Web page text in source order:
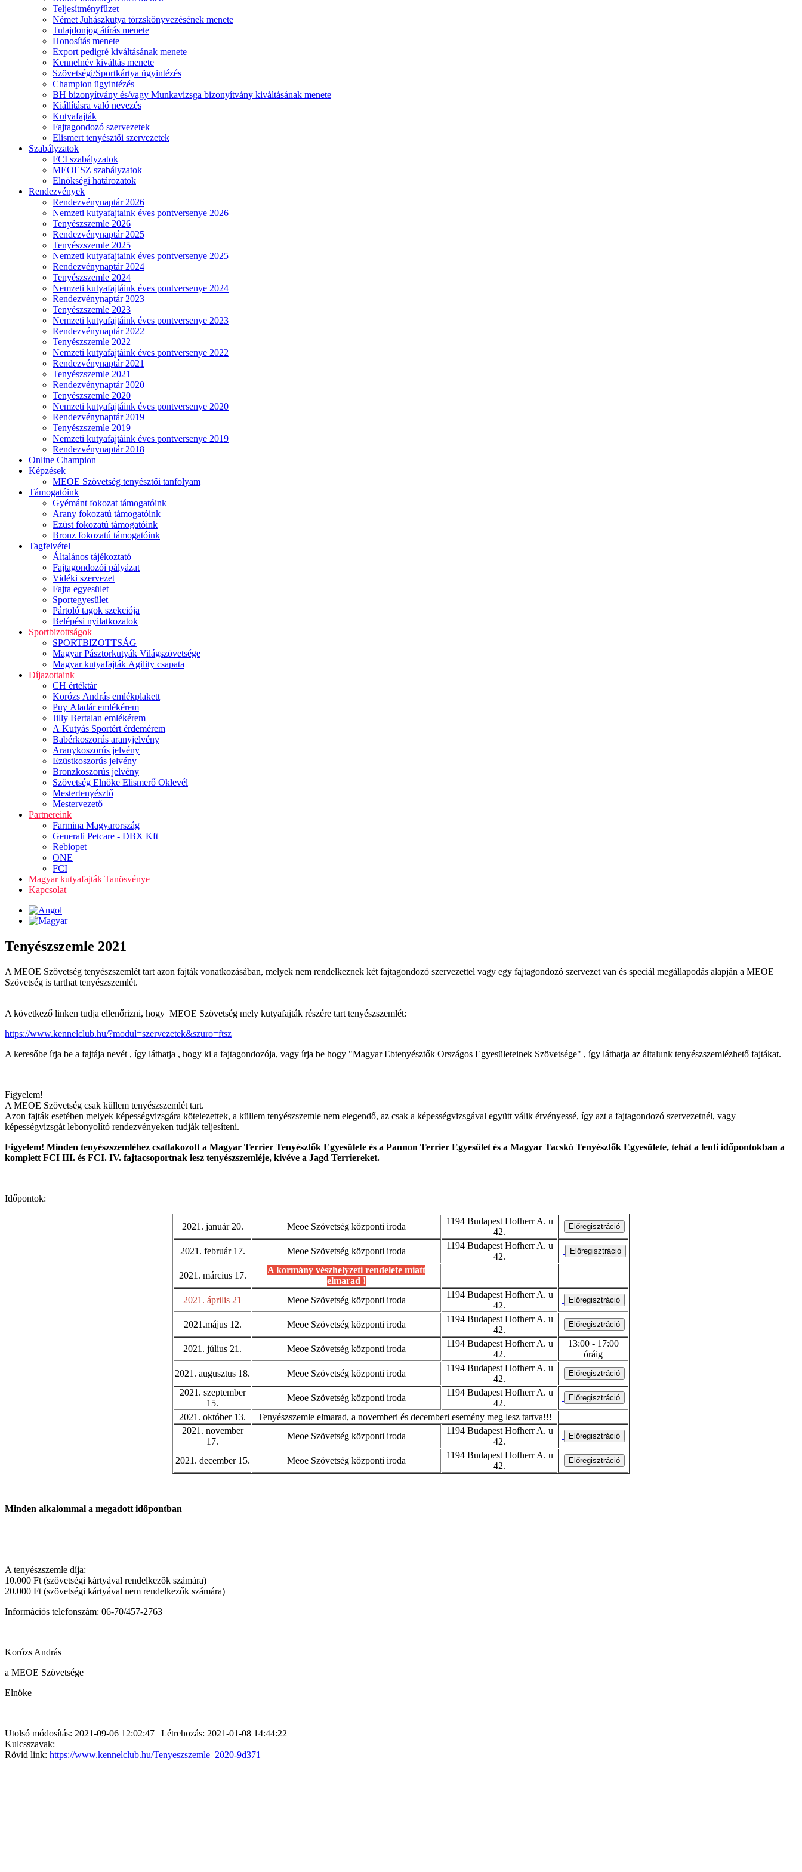
Teljesítményfűzet
Német Juhászkutya törzskönyvezésének menete
Tulajdonjog átírás menete
Honosítás menete
Export pedigré kiváltásának menete
Kennelnév kiváltás menete
Szövetségi/Sportkártya ügyintézés
Champion ügyintézés
BH bizonyítvány és/vagy Munkavizsga bizonyítvány kiváltásának menete
Kiállításra való nevezés
Kutyafajták
Fajtagondozó szervezetek
Elismert tenyésztői szervezetek
Szabályzatok
FCI szabályzatok
MEOESZ szabályzatok
Elnökségi határozatok
Rendezvények
Rendezvénynaptár 2026
Nemzeti kutyafajtaink éves pontversenye 2026
Tenyészszemle 2026
Rendezvénynaptár 2025
Tenyészszemle 2025
Nemzeti kutyafajtaink éves pontversenye 2025
Rendezvénynaptár 2024
Tenyészszemle 2024
Nemzeti kutyafajtáink éves pontversenye 2024
Rendezvénynaptár 2023
Tenyészszemle 2023
Nemzeti kutyafajtáink éves pontversenye 2023
Rendezvénynaptár 2022
Tenyészszemle 2022
Nemzeti kutyafajtáink éves pontversenye 2022
Rendezvénynaptár 2021
Tenyészszemle 2021
Rendezvénynaptár 2020
Tenyészszemle 2020
Nemzeti kutyafajtáink éves pontversenye 2020
Rendezvénynaptár 2019
Tenyészszemle 2019
Nemzeti kutyafajtáink éves pontversenye 2019
Rendezvénynaptár 2018
Online Champion
Képzések
MEOE Szövetség tenyésztői tanfolyam
Támogatóink
Gyémánt fokozat támogatóink
Arany fokozatú támogatóink
Ezüst fokozatú támogatóink
Bronz fokozatú támogatóink
Tagfelvétel
Általános tájékoztató
Fajtagondozói pályázat
Vidéki szervezet
Fajta egyesület
Sportegyesület
Pártoló tagok szekciója
Belépési nyilatkozatok
Sportbizottságok
SPORTBIZOTTSÁG
Magyar Pásztorkutyák Világszövetsége
Magyar kutyafajták Agility csapata
Díjazottaink
CH értéktár
Korózs András emlékplakett
Puy Aladár emlékérem
Jilly Bertalan emlékérem
A Kutyás Sportért érdemérem
Babérkoszorús aranyjelvény
Aranykoszorús jelvény
Ezüstkoszorús jelvény
Bronzkoszorús jelvény
Szövetség Elnöke Elismerő Oklevél
Mestertenyésztő
Mestervezető
Partnereink
Farmina Magyarország
Generali Petcare - DBX Kft
Rebiopet
ONE
FCI
Magyar kutyafajták Tanösvénye
Kapcsolat
Tenyészszemle 2021
A MEOE Szövetség tenyészszemlét tart azon fajták vonatkozásában, melyek nem rendelkeznek két fajtagondozó szervezettel vagy egy fajtagondozó szervezet van és speciál megállapodás alapján a MEOE
Szövetség is tarthat tenyészszemlét.
A következő linken tudja ellenőrizni, hogy MEOE Szövetség mely kutyafajták részére tart tenyészszemlét:
https://www.kennelclub.hu/?modul=szervezetek&szuro=ftsz
A keresőbe írja be a fajtája nevét , így láthatja , hogy ki a fajtagondozója, vagy írja be hogy "Magyar Ebtenyésztők Országos Egyesületeinek Szövetsége" , így láthatja az általunk tenyészszemlézhető fajtákat.
Figyelem!
A MEOE Szövetség csak küllem tenyészszemlét tart.
Azon fajták esetében melyek képességvizsgára kötelezettek, a küllem tenyészszemle nem elegendő, az csak a képességvizsgával együtt válik érvényessé, így azt a fajtagondozó szervezetnél, vagy
képességvizsgát lebonyolító rendezvényeken tudják teljesíteni.
Figyelem! Minden tenyészszemléhez csatlakozott a Magyar Terrier Tenyésztők Egyesülete és a Pannon Terrier Egyesület és a Magyar Tacskó Tenyésztők Egyesülete, tehát a lenti időpontokban a
komplett FCI III. és FCI. IV. fajtacsoportnak lesz tenyészszemléje, kivéve a Jagd Terriereket.
Időpontok:
2021. január 20. Meoe Szövetség központi iroda
1194 Budapest Hofherr A. u
42.
2021. február 17.
Meoe Szövetség központi iroda
1194 Budapest Hofherr A. u
42.
2021. március 17.
A kormány vészhelyzeti rendelete miatt
elmarad !
2021. április 21
Meoe Szövetség központi iroda
1194 Budapest Hofherr A. u
42.
2021.május 12.
Meoe Szövetség központi iroda
1194 Budapest Hofherr A. u
42.
2021. július 21.
Meoe Szövetség központi iroda
1194 Budapest Hofherr A. u
42.
13:00 - 17:00
óráig
2021. augusztus 18.
Meoe Szövetség központi iroda
1194 Budapest Hofherr A. u
42.
2021. szeptember
15.
Meoe Szövetség központi iroda
1194 Budapest Hofherr A. u
42.
2021. október 13.
Tenyészszemle elmarad, a novemberi és decemberi esemény meg lesz tartva!!!
2021. november
17.
Meoe Szövetség központi iroda
1194 Budapest Hofherr A. u
42.
2021. december 15.
Meoe Szövetség központi iroda
1194 Budapest Hofherr A. u
42.
Minden alkalommal a megadott időpontban
A tenyészszemle díja:
10.000 Ft (szövetségi kártyával rendelkezők számára)
20.000 Ft (szövetségi kártyával nem rendelkezők számára)
Információs telefonszám: 06-70/457-2763
Korózs András
a MEOE Szövetsége
Elnöke
Utolsó módosítás: 2021-09-06 12:02:47 | Létrehozás: 2021-01-08 14:44:22
Kulcsszavak:
Rövid link: https://www.kennelclub.hu/Tenyeszszemle_2020-9d371